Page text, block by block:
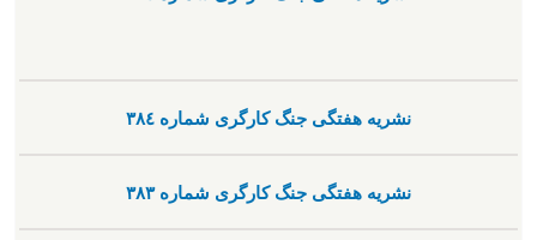
نشریە هفتگی جنگ کارگری شمارە ٣٨٤
نشریە هفتگی جنگ کارگری شمارە ٣٨٣